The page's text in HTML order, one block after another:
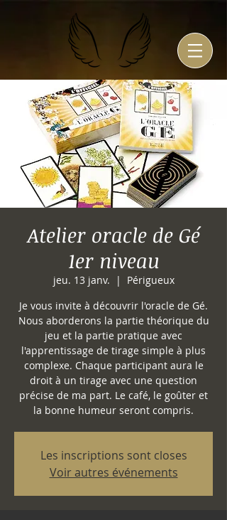
Atelier oracle de Gé
1er niveau
jeu. 13 janv.
  |
Périgueux
Je vous invite à découvrir l'oracle de Gé.
Nous aborderons la partie théorique du
jeu et la partie pratique avec
l'apprentissage de tirage simple à plus
complexe. Chaque participant aura le
droit à un tirage avec une question
précise de ma part. Le café, le goûter et
Les inscriptions sont closes
Voir autres événements